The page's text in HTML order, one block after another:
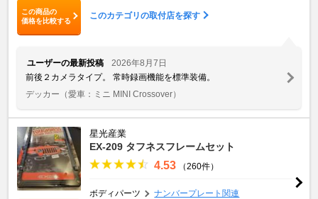
この商品の
価格を比較する
このカテゴリの取付店を探す
ユーザーの最新投稿
2026年8月7日
前後２カメラタイプ。 常時録画機能を標準装備。
デッカー （愛車：ミニ MINI Crossover）
星光産業
EX-209 タフネスフレームセット
4.53 （260件）
ボディパーツ ナンバープレート関連